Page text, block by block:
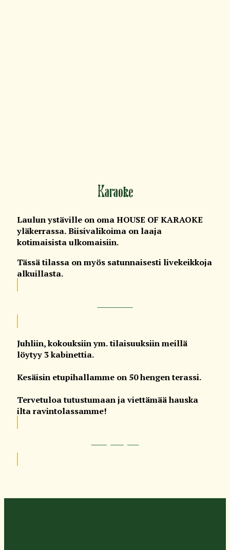
Karaoke
Laulun ystäville on oma HOUSE OF KARAOKE
yläkerrassa. Biisivalikoima on laaja
kotimaisista ulkomaisiin.
Tässä tilassa on myös satunnaisesti livekeikkoja
alkuillasta.
Juhliin, kokouksiin ym. tilaisuuksiin meillä
löytyy 3 kabinettia.
Kesäisin etupihallamme on 50 hengen terassi.
Tervetuloa tutustumaan ja viettämää hauska
ilta ravintolassamme!